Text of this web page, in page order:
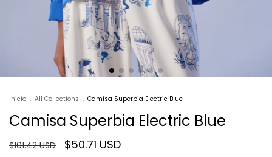
Inicio . All Collections . Camisa Superbia Electric Blue
Camisa Superbia Electric Blue
$101.42 USD $50.71 USD